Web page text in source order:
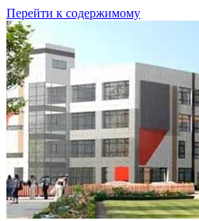
Перейти к содержимому